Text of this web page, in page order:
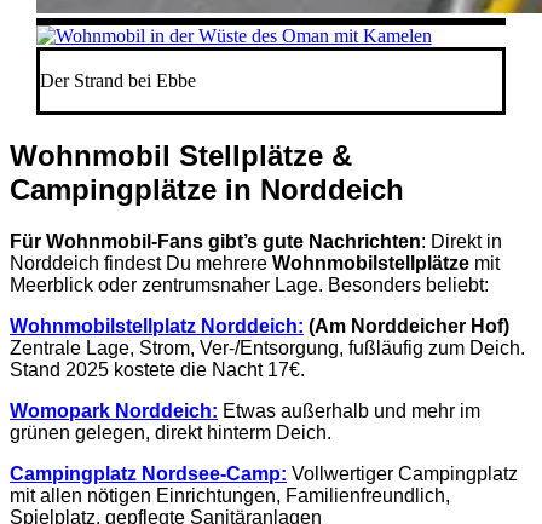
Der Strand bei Ebbe
Wohnmobil Stellplätze &
Campingplätze in Norddeich
Für Wohnmobil-Fans gibt’s gute Nachrichten: Direkt in
Norddeich findest Du mehrere Wohnmobilstellplätze mit
Meerblick oder zentrumsnaher Lage. Besonders beliebt:
Wohnmobilstellplatz Norddeich: (Am Norddeicher Hof)
Zentrale Lage, Strom, Ver-/Entsorgung, fußläufig zum Deich.
Stand 2025 kostete die Nacht 17€.
Womopark Norddeich: Etwas außerhalb und mehr im
grünen gelegen, direkt hinterm Deich.
Campingplatz Nordsee-Camp: Vollwertiger Campingplatz
mit allen nötigen Einrichtungen, Familienfreundlich,
Spielplatz, gepflegte Sanitäranlagen